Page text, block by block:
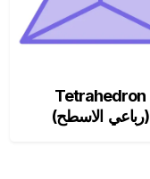
Tetrahedron
(رباعي الاسطح)